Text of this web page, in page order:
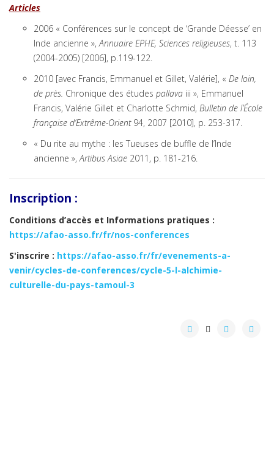
Articles
2006 « Conférences sur le concept de ‘Grande Déesse’ en
Inde ancienne »,Annuaire EPHE, Sciences religieuses, t. 113
(2004-2005) [2006], p.119-122.
2010 [avec Francis, Emmanuel et Gillet, Valérie], « De loin,
de près. Chronique des études pallava iii », Emmanuel
Francis, Valérie Gillet et Charlotte Schmid, Bulletin de l’École
française d’Extrême-Orient94, 2007 [2010], p. 253-317.
« Du rite au mythe : les Tueuses de buffle de l’Inde
ancienne »,Artibus Asiae 2011, p. 181-216.
Inscription :
Conditions d’accès et Informations pratiques :
https://afao-asso.fr/fr/nos-conferences
S'inscrire : https://afao-asso.fr/fr/evenements-a-
venir/cycles-de-conferences/cycle-5-l-alchimie-
culturelle-du-pays-tamoul-3